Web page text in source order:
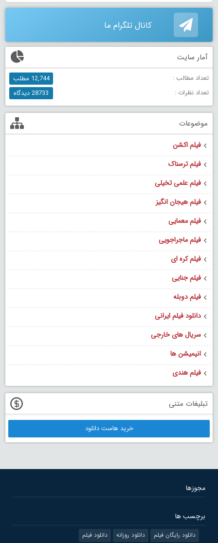
کانال تلگرام ما
آمار سایت
تعداد مطالب :
12,744 مطلب
تعداد نظرات :
28733 دیدگاه
موضوعات
فیلم اکشن
فیلم ترسناک
فیلم علمی تخیلی
فیلم هیجان انگیز
فیلم معمایی
فیلم ماجراجویی
فیلم کره ای
فیلم جنایی
فیلم دوبله
دانلود فیلم ایرانی
سریال های خارجی
انیمیشن ها
فیلم هندی
تبلیغات متنی
خرید هاست دانلود
مجوزها
برچسب ها
دانلود رایگان فیلم دانلود روزانه دانلود فیلم